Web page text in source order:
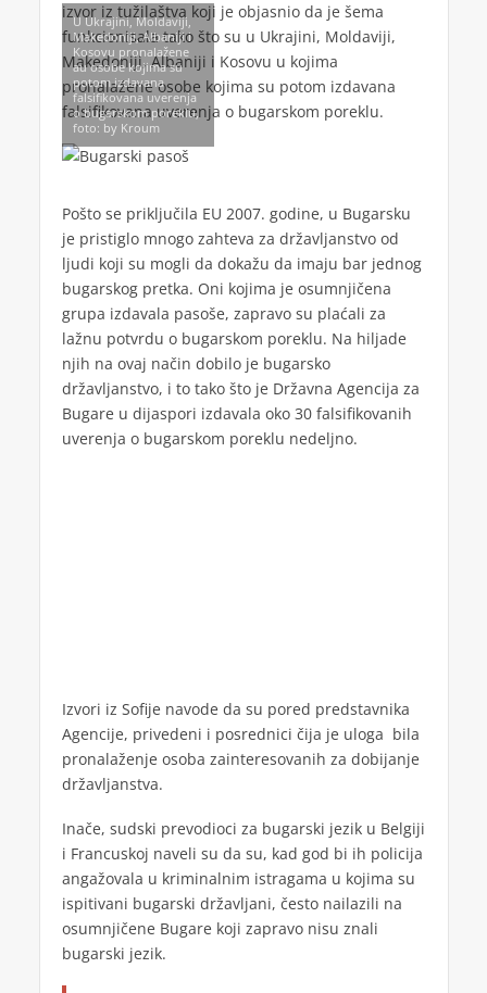
izvor iz tužilaštva koji je objasnio da je šema
funkcionisala tako što su u Ukrajini, Moldaviji,
Makedoniji, Albaniji i Kosovu u kojima
pronalažene osobe kojima su potom izdavana
falsifikovana uverenja o bugarskom poreklu.
U Ukrajini, Moldaviji,
Makedoniji, Albaniji i
Kosovu pronalažene
au osobe kojima su
potom izdavana
falsifikovana uverenja
o bugarskom poreklu,
foto: by Kroum
Pošto se priključila EU 2007. godine, u Bugarsku
je pristiglo mnogo zahteva za državljanstvo od
ljudi koji su mogli da dokažu da imaju bar jednog
bugarskog pretka. Oni kojima je osumnjičena
grupa izdavala pasoše, zapravo su plaćali za
lažnu potvrdu o bugarskom poreklu. Na hiljade
njih na ovaj način dobilo je bugarsko
državljanstvo, i to tako što je Državna Agencija za
Bugare u dijaspori izdavala oko 30 falsifikovanih
uverenja o bugarskom poreklu nedeljno.
Izvori iz Sofije navode da su pored predstavnika
Agencije, privedeni i posrednici čija je uloga bila
pronalaženje osoba zainteresovanih za dobijanje
državljanstva.
Inače, sudski prevodioci za bugarski jezik u Belgiji
i Francuskoj naveli su da su, kad god bi ih policija
angažovala u kriminalnim istragama u kojima su
ispitivani bugarski državljani, često nailazili na
osumnjičene Bugare koji zapravo nisu znali
bugarski jezik.